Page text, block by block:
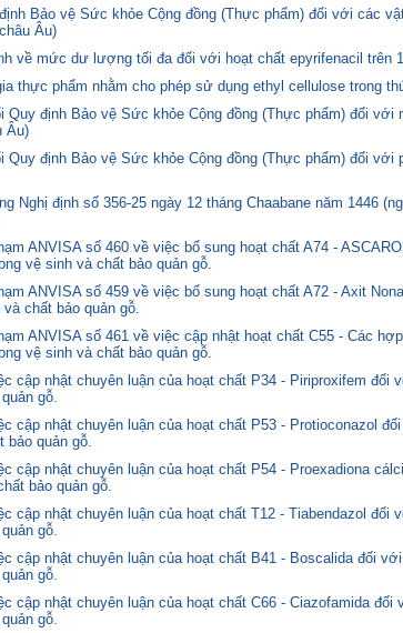
Bảo vệ Sức khỏe Cộng đồng (Thực phẩm) đối với các
Âu)
về mức dư lượng tối đa đối với hoạt chất epyrifenacil trên
thực phẩm nhằm cho phép sử dụng ethyl cellulose trong
Quy định Bảo vệ Sức khỏe Cộng đồng (Thực phẩm) đối
Âu)
định Bảo vệ Sức khỏe Cộng đồng (Thực phẩm) đối
định số 356-25 ngày 12 tháng Chaabane năm 1446
ANVISA số 460 về việc bổ sung hoạt chất A74 -
vệ sinh và chất bảo quản gỗ.
ANVISA số 459 về việc bổ sung hoạt chất A72 - Axit
chất bảo quản gỗ.
ANVISA số 461 về việc cập nhật hoạt chất C55 - Các
vệ sinh và chất bảo quản gỗ.
cập nhật chuyên luận của hoạt chất P34 - Piriproxifem đối
gỗ.
cập nhật chuyên luận của hoạt chất P53 - Protioconazol
bảo quản gỗ.
cập nhật chuyên luận của hoạt chất P54 - Proexadiona
bảo quản gỗ.
cập nhật chuyên luận của hoạt chất T12 - Tiabendazol đối
gỗ.
cập nhật chuyên luận của hoạt chất B41 - Boscalida đối
gỗ.
cập nhật chuyên luận của hoạt chất C66 - Ciazofamida
gỗ.